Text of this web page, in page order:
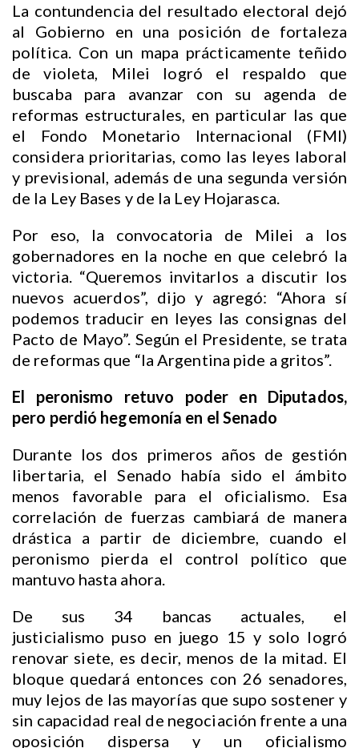
La contundencia del resultado electoral dejó
al Gobierno en una posición de fortaleza
política. Con un mapa prácticamente teñido
de violeta, Milei logró el respaldo que
buscaba para avanzar con su agenda de
reformas estructurales, en particular las que
el Fondo Monetario Internacional (FMI)
considera prioritarias, como las leyes laboral
y previsional, además de una segunda versión
de la Ley Bases y de la Ley Hojarasca.
Por eso, la convocatoria de Milei a los
gobernadores en la noche en que celebró la
victoria. “Queremos invitarlos a discutir los
nuevos acuerdos”, dijo y agregó: “Ahora sí
podemos traducir en leyes las consignas del
Pacto de Mayo”. Según el Presidente, se trata
de reformas que “la Argentina pide a gritos”.
El peronismo retuvo poder en Diputados,
pero perdió hegemonía en el Senado
Durante los dos primeros años de gestión
libertaria, el Senado había sido el ámbito
menos favorable para el oficialismo. Esa
correlación de fuerzas cambiará de manera
drástica a partir de diciembre, cuando el
peronismo pierda el control político que
mantuvo hasta ahora.
De sus 34 bancas actuales, el
justicialismo puso en juego 15 y solo logró
renovar siete, es decir, menos de la mitad. El
bloque quedará entonces con 26 senadores,
muy lejos de las mayorías que supo sostener y
sin capacidad real de negociación frente a una
oposición dispersa y un oficialismo